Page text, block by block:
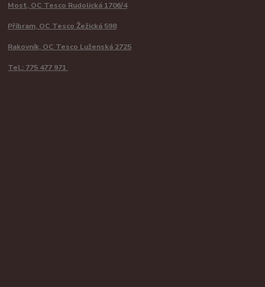
Most, OC Tesco Rudolická 1706/4
Příbram, OC Tesco Žežická 598
Rakovník, OC Tesco Luženská 2725
Tel.: 775 477 971